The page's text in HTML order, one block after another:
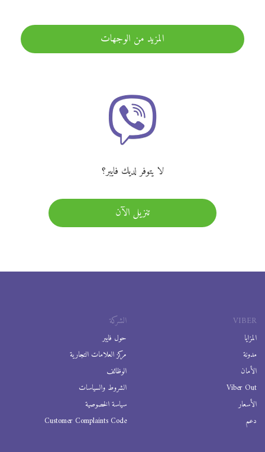
المزيد من الوجهات
لا يتوفر لديك فايبر؟
تنزيل الآن
VIBER
المزايا
مدونة
الأمان
Viber Out
الأسعار
دعم
الشركة
حول فايبر
مركز العلامات التجارية
الوظائف
الشروط والسياسات
سياسة الخصوصية
Customer Complaints Code